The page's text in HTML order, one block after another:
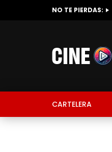
NO TE PIERDAS:
CARTELERA